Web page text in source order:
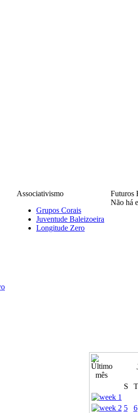
Associativismo
Grupos Corais
Juventude Baleizoeira
Longitude Zero
Futuros
Não há
S T
5
6